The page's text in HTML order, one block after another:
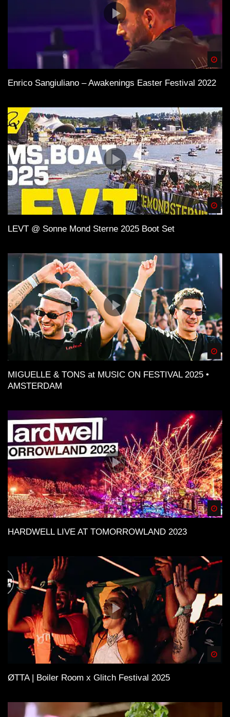
Enrico Sangiuliano – Awakenings Easter Festival 2022
LEVT @ Sonne Mond Sterne 2025 Boot Set
MIGUELLE & TONS at MUSIC ON FESTIVAL 2025 •
AMSTERDAM
HARDWELL LIVE AT TOMORROWLAND 2023
ØTTA | Boiler Room x Glitch Festival 2025